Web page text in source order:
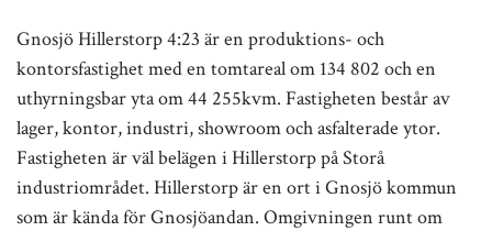
Gnosjö Hillerstorp 4:23 är en produktions- och
kontorsfastighet med en tomtareal om 134 802 och en
uthyrningsbar yta om 44 255kvm. Fastigheten består av
lager, kontor, industri, showroom och asfalterade ytor.
Fastigheten är väl belägen i Hillerstorp på Storå
industriområdet. Hillerstorp är en ort i Gnosjö kommun
som är kända för Gnosjöandan. Omgivningen runt om